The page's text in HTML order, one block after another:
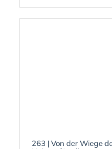
263 | Von der Wiege